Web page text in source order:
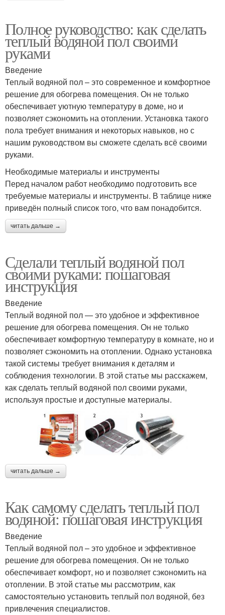
Полное руководство: как сделать
теплый водяной пол своими
руками
Введение
Теплый водяной пол – это современное и комфортное
решение для обогрева помещения. Он не только
обеспечивает уютную температуру в доме, но и
позволяет сэкономить на отоплении. Установка такого
пола требует внимания и некоторых навыков, но с
нашим руководством вы сможете сделать всё своими
руками.
Необходимые материалы и инструменты
Перед началом работ необходимо подготовить все
требуемые материалы и инструменты. В таблице ниже
приведён полный список того, что вам понадобится.
читать дальше →
Сделали теплый водяной пол
своими руками: пошаговая
инструкция
Введение
Теплый водяной пол — это удобное и эффективное
решение для обогрева помещения. Он не только
обеспечивает комфортную температуру в комнате, но и
позволяет сэкономить на отоплении. Однако установка
такой системы требует внимания к деталям и
соблюдения технологии. В этой статье мы расскажем,
как сделать теплый водяной пол своими руками,
используя простые и доступные материалы.
читать дальше →
Как самому сделать теплый пол
водяной: пошаговая инструкция
Введение
Теплый водяной пол – это удобное и эффективное
решение для обогрева помещения. Он не только
обеспечивает комфорт, но и позволяет сэкономить на
отоплении. В этой статье мы рассмотрим, как
самостоятельно установить теплый пол водяной, без
привлечения специалистов.